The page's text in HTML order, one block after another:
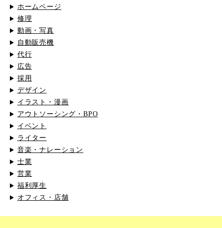
ホームページ
修理
動画・写真
自動販売機
代行
広告
採用
デザイン
イラスト・漫画
アウトソーシング・BPO
イベント
ライター
音楽・ナレーション
士業
営業
福利厚生
オフィス・店舗